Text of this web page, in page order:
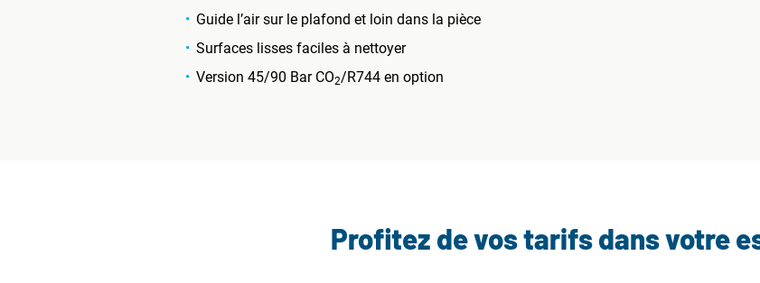
Guide l’air sur le plafond et loin dans la pièce
Surfaces lisses faciles à nettoyer
Version 45/90 Bar CO2/R744 en option
Profitez de vos tarifs dans votre